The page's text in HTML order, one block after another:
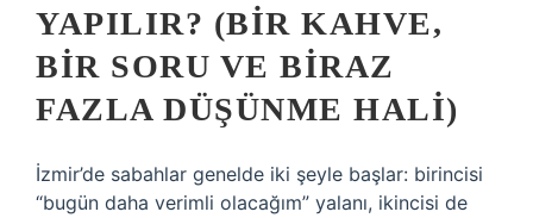
YAPILIR? (BIR KAHVE,
BIR SORU VE BIRAZ
FAZLA DÜŞÜNME HALI)
İzmir’de sabahlar genelde iki şeyle başlar: birincisi
“bugün daha verimli olacağım” yalanı, ikincisi de